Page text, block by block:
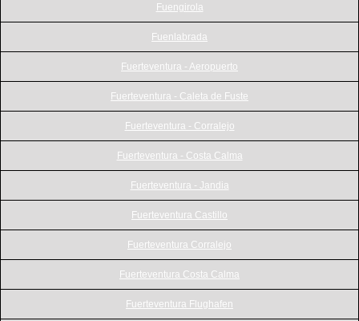
Fuengirola
Fuenlabrada
Fuerteventura - Aeropuerto
Fuerteventura - Caleta de Fuste
Fuerteventura - Corralejo
Fuerteventura - Costa Calma
Fuerteventura - Jandia
Fuerteventura Castillo
Fuerteventura Corralejo
Fuerteventura Costa Calma
Fuerteventura Flughafen